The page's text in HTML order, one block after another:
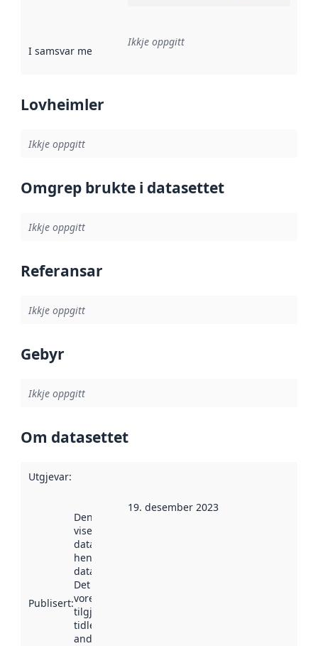
I samsvar med Referanse til ei implementeringsregel eller
Ikkje oppgitt
Lovheimler
Ikkje oppgitt
Omgrep brukte i datasettet
Ikkje oppgitt
Referansar
Ikkje oppgitt
Gebyr
Ikkje oppgitt
Om datasettet
Utgjevar:
Publisert:
Denne datoen
viser når
datasettet vart
henta inn av
data.norge.no.
Det kan ha
vore
tilgjengeleg
tidlegare
andre stader.
19. desember 2023